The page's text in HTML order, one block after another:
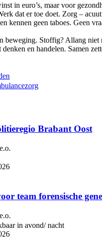
in euro’s, maar voor
dat er toe doet. Zorg –
kennen geen taboes. Geen
beweging. Stoffig? Allang niet
en handelen. Samen
Brabant Oost
team forensische
in avond/ nacht